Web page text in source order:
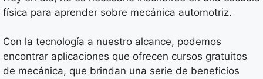
física para aprender sobre mecánica automotriz.
Con la tecnología a nuestro alcance, podemos
encontrar aplicaciones que ofrecen cursos gratuitos
de mecánica, que brindan una serie de beneficios